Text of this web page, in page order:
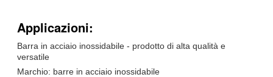
Applicazioni:
Barra in acciaio inossidabile - prodotto di alta qualità e
versatile
Marchio: barre in acciaio inossidabile